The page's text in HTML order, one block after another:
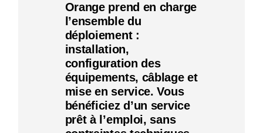
Orange prend en charge
l’ensemble du
déploiement :
installation,
configuration des
équipements, câblage et
mise en service. Vous
bénéficiez d’un service
prêt à l’emploi, sans